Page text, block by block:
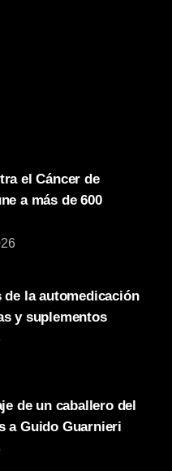
el Cáncer de
a más de 600
de la automedicación
y suplementos
de un caballero del
a Guido Guarnieri